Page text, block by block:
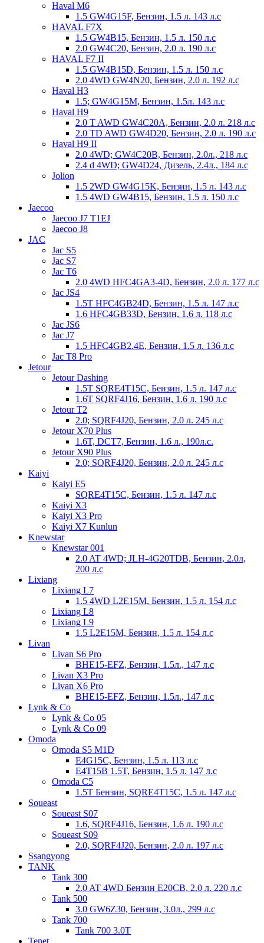
Haval M6
1.5 GW4G15F, Бензин, 1.5 л. 143 л.с
HAVAL F7X
1.5 GW4B15, Бензин, 1.5 л. 150 л.с
2.0 GW4C20, Бензин, 2.0 л. 190 л.с
HAVAL F7 II
1.5 GW4B15D, Бензин, 1.5 л. 150 л.с
2.0 4WD GW4N20, Бензин, 2.0 л. 192 л.с
Haval H3
1.5; GW4G15M, Бензин, 1.5л. 143 л.с
Haval H9
2.0 T AWD GW4C20A, Бензин, 2.0 л. 218 л.с
2.0 TD AWD GW4D20, Бензин, 2.0 л. 190 л.с
Haval H9 II
2.0 4WD; GW4C20B, Бензин, 2.0л., 218 л.с
2.4 d 4WD; GW4D24, Дизель, 2.4л., 184 л.с
Jolion
1.5 2WD GW4G15K, Бензин, 1.5 л. 143 л.с
1.5 4WD GW4B15, Бензин, 1.5 л. 150 л.с
Jaecoo
Jaecoo J7 T1EJ
Jaecoo J8
JAC
Jac S5
Jac S7
Jac T6
2.0 4WD HFC4GA3-4D, Бензин, 2.0 л. 177 л.с
Jac JS4
1.5T HFC4GB24D, Бензин, 1.5 л. 147 л.с
1.6 HFC4GB33D, Бензин, 1.6 л. 118 л.с
Jac JS6
Jac J7
1.5 HFC4GB2.4E, Бензин, 1.5 л. 136 л.с
Jac T8 Pro
Jetour
Jetour Dashing
1.5T SQRE4T15C, Бензин, 1.5 л. 147 л.с
1.6T SQRF4J16, Бензин, 1.6 л. 190 л.с
Jetour T2
2.0; SQRF4J20, Бензин, 2.0 л. 245 л.с
Jetour X70 Plus
1.6T, DCT7, Бензин, 1.6 л., 190л.с.
Jetour X90 Plus
2.0; SQRF4J20, Бензин, 2.0 л. 245 л.с
Kaiyi
Kaiyi E5
SQRE4T15C, Бензин, 1.5 л. 147 л.с
Kaiyi X3
Kaiyi X3 Pro
Kaiyi X7 Kunlun
Knewstar
Knewstar 001
2.0 AT 4WD; JLH-4G20TDB, Бензин, 2.0л,
200 л.с
Lixiang
Lixiang L7
1.5 4WD L2E15M, Бензин, 1.5 л. 154 л.с
Lixiang L8
Lixiang L9
1.5 L2E15M, Бензин, 1.5 л. 154 л.с
Livan
Livan S6 Pro
BHE15-EFZ, Бензин, 1.5л., 147 л.с
Livan X3 Pro
Livan X6 Pro
BHE15-EFZ, Бензин, 1.5л., 147 л.с
Lynk & Co
Lynk & Co 05
Lynk & Co 09
Omoda
Omoda S5 M1D
E4G15C, Бензин, 1.5 л. 113 л.с
E4T15B 1.5T, Бензин, 1.5 л. 147 л.с
Omoda С5
1.5T Бензин, SQRE4T15C, 1.5 л. 147 л.с
Soueast
Soueast S07
1.6, SQRF4J16, Бензин, 1.6 л. 190 л.с
Soueast S09
2.0, SQRF4J20, Бензин, 2.0 л. 197 л.с
Ssangyong
TANK
Tank 300
2.0 AT 4WD Бензин E20CB, 2.0 л. 220 л.с
Tank 500
3.0 GW6Z30, Бензин, 3.0л., 299 л.с
Tank 700
Tank 700 3.0T